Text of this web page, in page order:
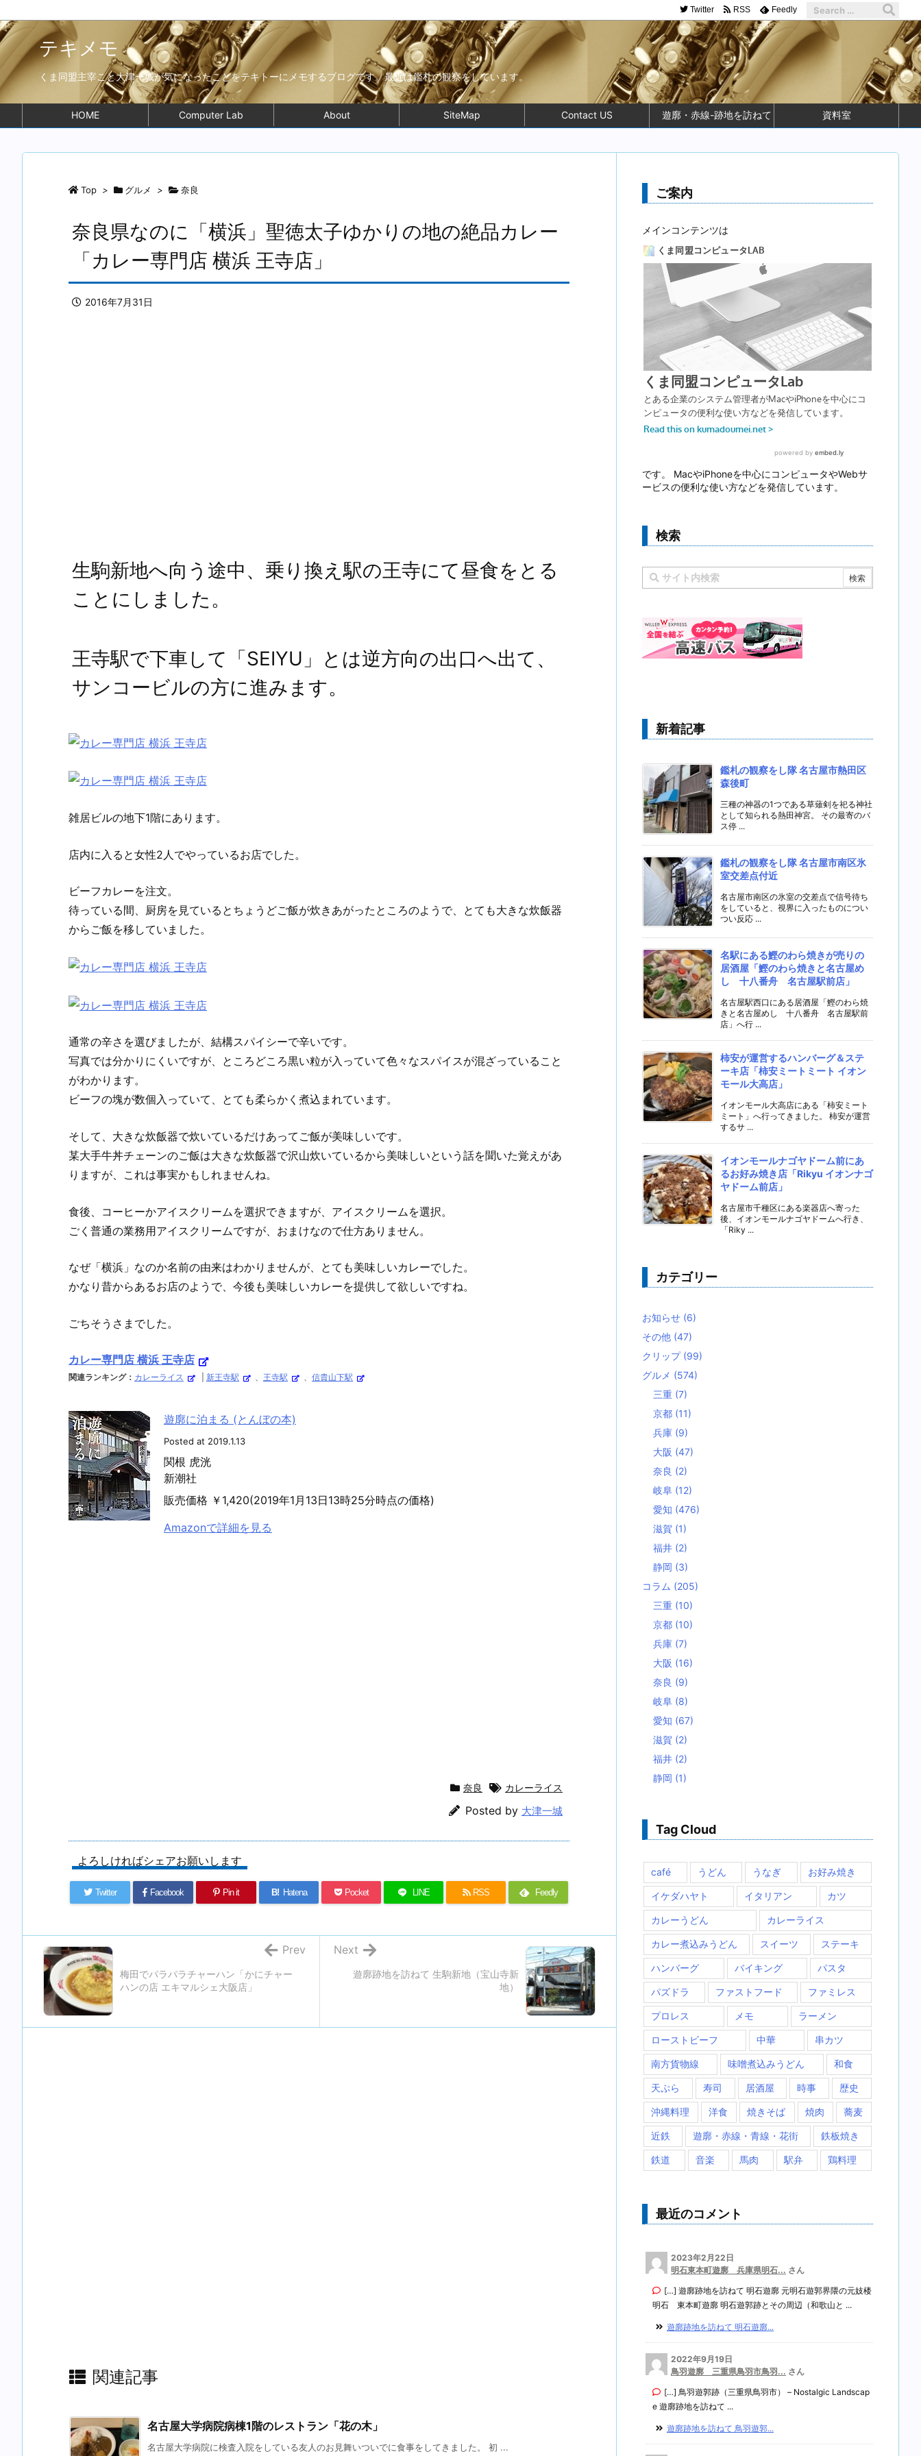
テキメモ
くま同盟主宰こと大津一城が気になったことをテキトーにメモするブログです。最近は鑑札の観察をしています。
HOME Computer Lab About SiteMap Contact US 遊廓・赤線-跡地を訪ねて 資料室
Twitter RSS Feedly
Top > グルメ > 奈良
奈良県なのに「横浜」聖徳太子ゆかりの地の絶品カレー
「カレー専門店 横浜 王寺店」
2016年7月31日
生駒新地へ向う途中、乗り換え駅の王寺にて昼食をとる
ことにしました。
王寺駅で下車して「SEIYU」とは逆方向の出口へ出て、
サンコービルの方に進みます。
雑居ビルの地下1階にあります。
店内に入ると女性2人でやっているお店でした。
ビーフカレーを注文。
待っている間、厨房を見ているとちょうどご飯が炊きあがったところのようで、とても大きな炊飯器
からご飯を移していました。
通常の辛さを選びましたが、結構スパイシーで辛いです。
写真では分かりにくいですが、ところどころ黒い粒が入っていて色々なスパイスが混ざっていること
がわかります。
ビーフの塊が数個入っていて、とても柔らかく煮込まれています。
そして、大きな炊飯器で炊いているだけあってご飯が美味しいです。
某大手牛丼チェーンのご飯は大きな炊飯器で沢山炊いているから美味しいという話を聞いた覚えがあ
りますが、これは事実かもしれませんね。
食後、コーヒーかアイスクリームを選択できますが、アイスクリームを選択。
ごく普通の業務用アイスクリームですが、おまけなので仕方ありません。
なぜ「横浜」なのか名前の由来はわかりませんが、とても美味しいカレーでした。
かなり昔からあるお店のようで、今後も美味しいカレーを提供して欲しいですね。
ごちそうさまでした。
カレー専門店 横浜 王寺店
関連ランキング： カレーライス 新王寺駅 王寺駅 信貴山下駅
遊廓に泊まる (とんぼの本)
Posted at 2019.1.13
関根 虎洸
新潮社
販売価格 ￥1,420(2019年1月13日13時25分時点の価格)
Amazonで詳細を見る
奈良 カレーライス
Posted by 大津一城
よろしければシェアお願いします
Twitter Facebook Pin it B! Hatena Pocket LINE RSS Feedly
遊廓跡地を訪ねて 生駒新地（宝山寺新
地）
Next
梅田でパラパラチャーハン「かにチャー
ハンの店 エキマルシェ大阪店」
Prev
関連記事
名古屋大学病院病棟1階のレストラン「花の木」
名古屋大学病院に検査入院をしている友人のお見舞いついでに食事をしてきました。 初 ...
ご案内
メインコンテンツは
です。 MacやiPhoneを中心にコンピュータやWebサ
ービスの便利な使い方などを発信しています。
検索
新着記事
鑑札の観察をし隊 名古屋市熱田区
森後町
三種の神器の1つである草薙剣を祀る神社
として知られる熱田神宮。 その最寄のバ
ス停 ...
鑑札の観察をし隊 名古屋市南区氷
室交差点付近
名古屋市南区の氷室の交差点で信号待ち
をしていると、視界に入ったものについ
つい反応 ...
名駅にある鰹のわら焼きが売りの
居酒屋「鰹のわら焼きと名古屋め
し 十八番舟 名古屋駅前店」
名古屋駅西口にある居酒屋「鰹のわら焼
きと名古屋めし 十八番舟 名古屋駅前
店」へ行 ...
柿安が運営するハンバーグ＆ステ
ーキ店「柿安ミートミート イオン
モール大高店」
イオンモール大高店にある「柿安ミート
ミート」へ行ってきました。 柿安が運営
するサ ...
イオンモールナゴヤドーム前にあ
るお好み焼き店「Rikyu イオンナゴ
ヤドーム前店」
名古屋市千種区にある楽器店へ寄った
後、イオンモールナゴヤドームへ行き、
「Riky ...
カテゴリー
お知らせ (6)
その他 (47)
クリップ (99)
グルメ (574)
三重 (7)
京都 (11)
兵庫 (9)
大阪 (47)
奈良 (2)
岐阜 (12)
愛知 (476)
滋賀 (1)
福井 (2)
静岡 (3)
コラム (205)
三重 (10)
京都 (10)
兵庫 (7)
大阪 (16)
奈良 (9)
岐阜 (8)
愛知 (67)
滋賀 (2)
福井 (2)
静岡 (1)
Tag Cloud
café うどん うなぎ お好み焼き
イケダハヤト イタリアン カツ
カレーうどん カレーライス
カレー煮込みうどん スイーツ ステーキ
ハンバーグ バイキング パスタ
パズドラ ファストフード ファミレス
プロレス メモ ラーメン
ローストビーフ 中華 串カツ
南方貨物線 味噌煮込みうどん 和食
天ぷら 寿司 居酒屋 時事 歴史
沖縄料理 洋食 焼きそば 焼肉 蕎麦
近鉄 遊廓・赤線・青線・花街 鉄板焼き
鉄道 音楽 馬肉 駅弁 鶏料理
最近のコメント
2023年2月22日
明石東本町遊廓 兵庫県明石... さん
[…] 遊廓跡地を訪ねて 明石遊廓 元明石遊郭界隈の元妓楼
明石 東本町遊廓 明石遊郭跡とその周辺（和歌山と ...
遊廓跡地を訪ねて 明石遊廓...
2022年9月19日
鳥羽遊廓 三重県鳥羽市鳥羽... さん
[…] 鳥羽遊郭跡（三重県鳥羽市） – Nostalgic Landscap
e 遊廓跡地を訪ねて ...
遊廓跡地を訪ねて 鳥羽遊郭...